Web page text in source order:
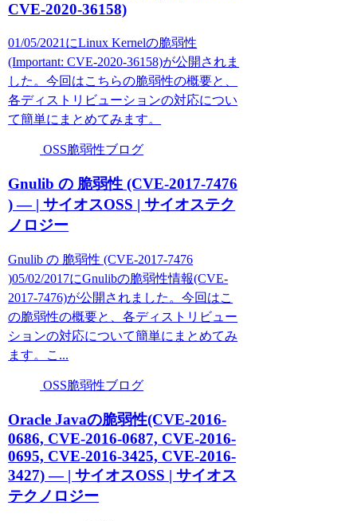
CVE-2020-36158)
01/05/2021にLinux Kernelの脆弱性
(Important: CVE-2020-36158)が公開されま
した。今回はこちらの脆弱性の概要と、
各ディストリビューションの対応につい
て簡単にまとめてみます。
OSS脆弱性ブログ
Gnulib の 脆弱性 (CVE-2017-7476
) — | サイオスOSS | サイオステク
ノロジー
Gnulib の 脆弱性 (CVE-2017-7476
)05/02/2017にGnulibの脆弱性情報(CVE-
2017-7476)が公開されました。今回はこ
の脆弱性の概要と、各ディストリビュー
ションの対応について簡単にまとめてみ
ます。こ...
OSS脆弱性ブログ
Oracle Javaの脆弱性(CVE-2016-
0686, CVE-2016-0687, CVE-2016-
0695, CVE-2016-3425, CVE-2016-
3427) — | サイオスOSS | サイオス
テクノロジー